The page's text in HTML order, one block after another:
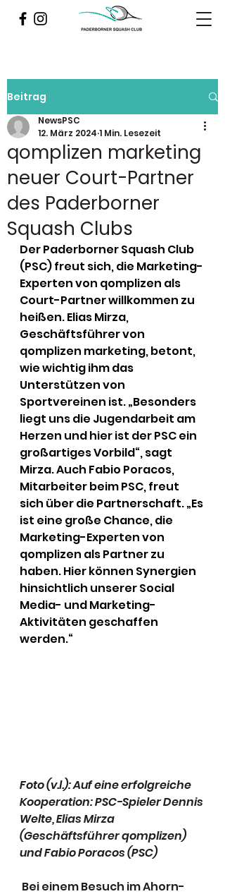
Beitrag
qomplizen marketing
neuer Court-Partner
des Paderborner
Squash Clubs
NewsPSC
12. März 2024 1 Min. Lesezeit
Der Paderborner Squash Club
(PSC) freut sich, die Marketing-
Experten von qomplizen als
Court-Partner willkommen zu
heißen. Elias Mirza,
Geschäftsführer von
qomplizen marketing, betont,
wie wichtig ihm das
Unterstützen von
Sportvereinen ist. „Besonders
liegt uns die Jugendarbeit am
Herzen und hier ist der PSC ein
großartiges Vorbild“, sagt
Mirza. Auch Fabio Poracos,
Mitarbeiter beim PSC, freut
sich über die Partnerschaft. „Es
ist eine große Chance, die
Marketing-Experten von
qomplizen als Partner zu
haben. Hier können Synergien
hinsichtlich unserer Social
Media- und Marketing-
Aktivitäten geschaffen
werden.“
Foto (v.l.): Auf eine erfolgreiche
Kooperation: PSC-Spieler Dennis
Welte, Elias Mirza
(Geschäftsführer qomplizen)
und Fabio Poracos (PSC)